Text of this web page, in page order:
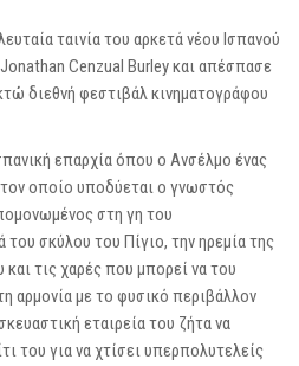
ταινία του αρκετά νέου Ισπανού
Cenzual Burley και απέσπασε
διεθνή φεστιβάλ κινηματογράφου
επαρχία όπου ο Ανσέλμο ένας
οποίο υποδύεται ο γνωστός
στη γη του
σκύλου του Πίγιο, την ηρεμία της
τις χαρές που μπορεί να του
αρμονία με το φυσικό περιβάλλον
εταιρεία του ζήτα να
του για να χτίσει υπερπολυτελείς